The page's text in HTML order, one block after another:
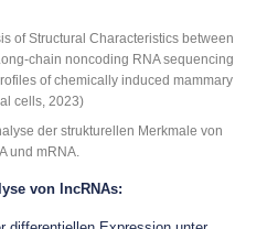
der strukturellen Merkmale von
und mRNA.
von lncRNAs: